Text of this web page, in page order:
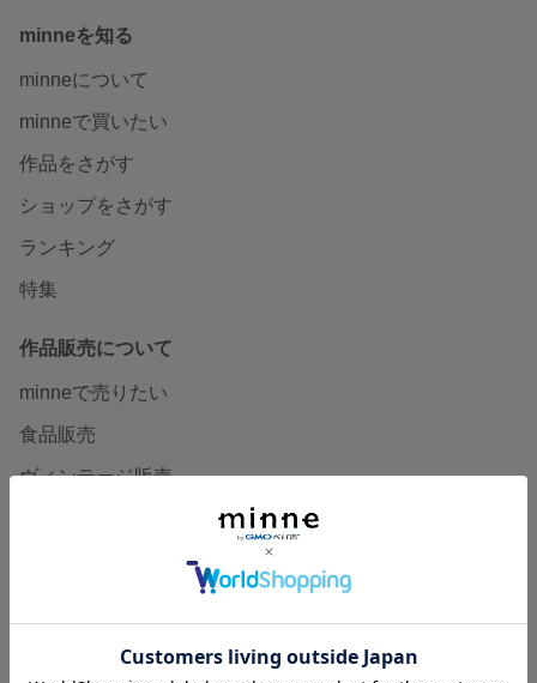
minneを知る
minneについて
minneで買いたい
作品をさがす
ショップをさがす
ランキング
特集
作品販売について
minneで売りたい
食品販売
ヴィンテージ販売